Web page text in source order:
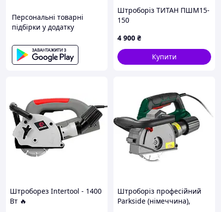
✓ 2500 позитивних відгуків
Персональні товарні
підбірки у додатку
Штроборіз ТИТАН ПШМ15-
150
4 900 ₴
Купити
Штроборез Intertool - 1400
Вт 🔥
Штроборіз професійний
Parkside (німеччина),